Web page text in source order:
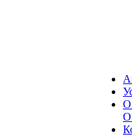
О
О